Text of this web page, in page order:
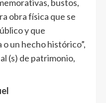
bustos,
obra física que se
y que
un hecho histórico”,
(s) de patrimonio,